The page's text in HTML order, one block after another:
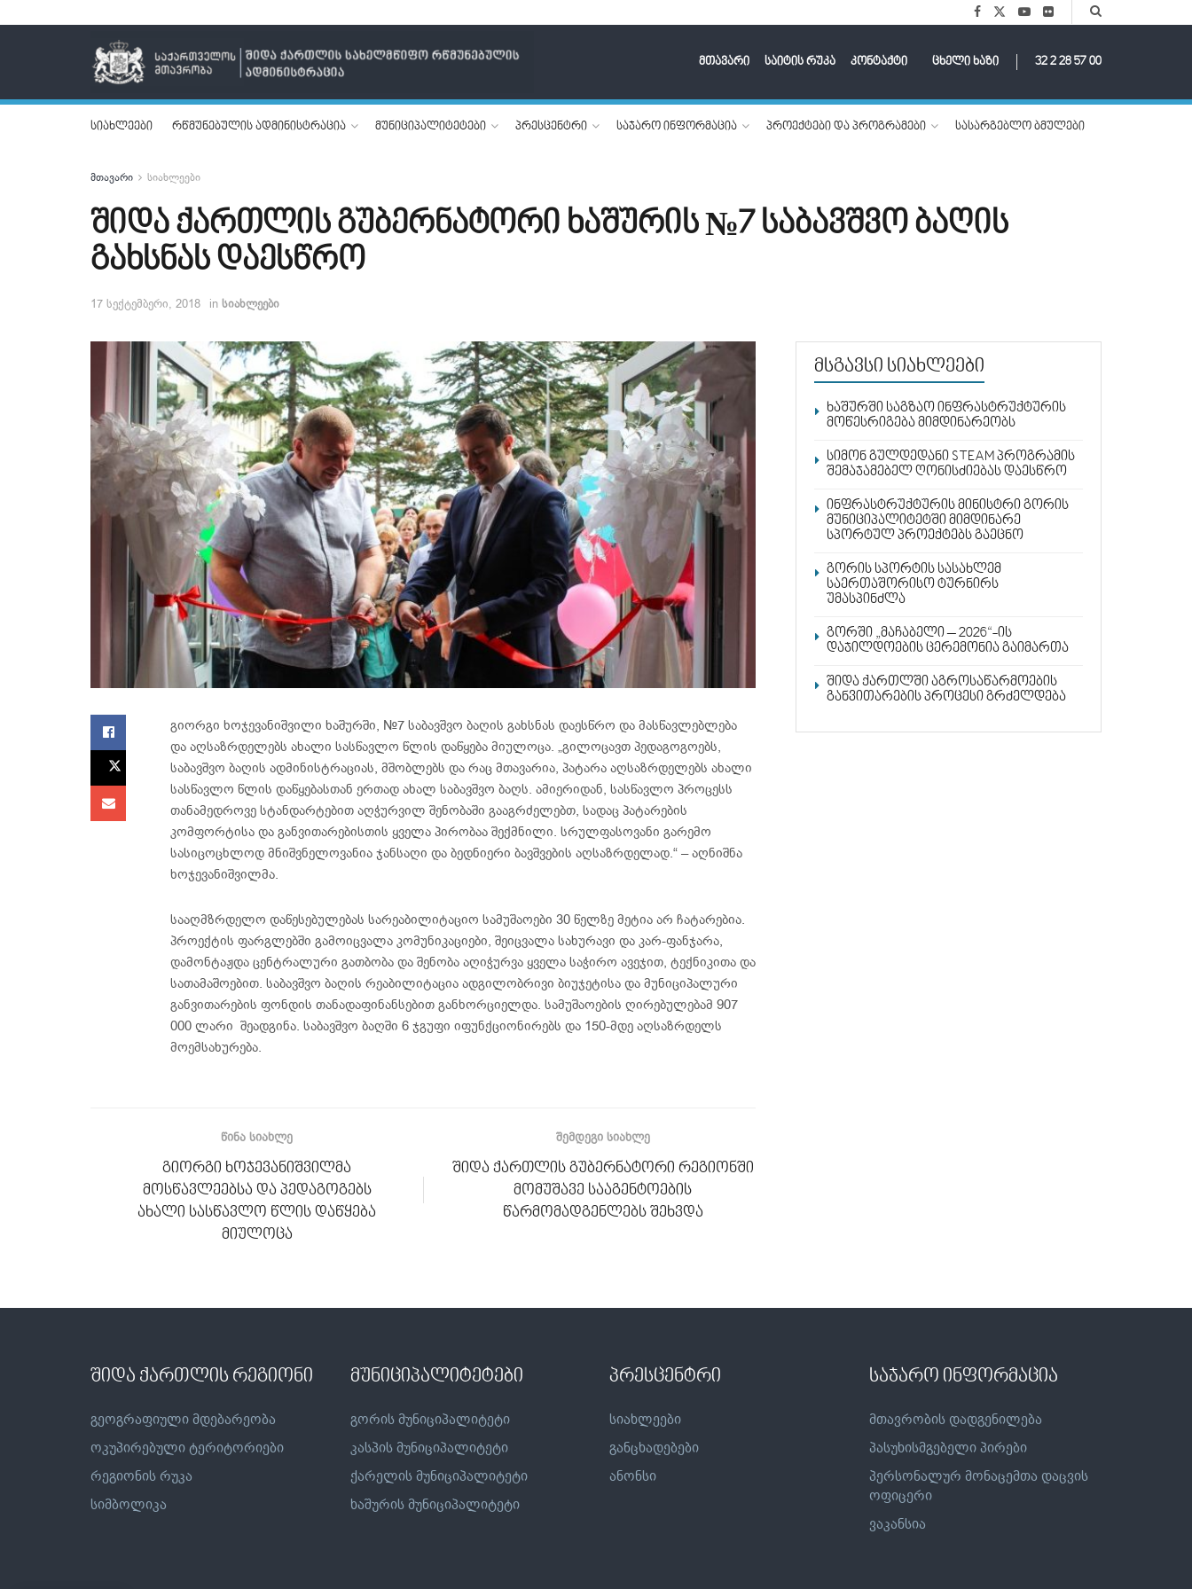
მთავარი საიტის რუკა კონტაქტი ცხელი ხაზი 32 2 28 57 00
სიახლეები რწმუნებულის ადმინისტრაცია მუნიციპალიტეტები პრესცენტრი საჯარო ინფორმაცია პროექტები და პროგრამები სასარგებლო ბმულები
მთავარი სიახლეები
შიდა ქართლის გუბერნატორი ხაშურის №7 საბავშვო ბაღის
გახსნას დაესწრო
17 სექტემბერი, 2018 in სიახლეები
გიორგი ხოჯევანიშვილი ხაშურში, №7 საბავშვო ბაღის გახსნას დაესწრო და მასწავლებლება
და აღსაზრდელებს ახალი სასწავლო წლის დაწყება მიულოცა. „გილოცავთ პედაგოგოებს,
საბავშვო ბაღის ადმინისტრაციას, მშობლებს და რაც მთავარია, პატარა აღსაზრდელებს ახალი
სასწავლო წლის დაწყებასთან ერთად ახალ საბავშვო ბაღს. ამიერიდან, სასწავლო პროცესს
თანამედროვე სტანდარტებით აღჭურვილ შენობაში გააგრძელებთ, სადაც პატარების
კომფორტისა და განვითარებისთის ყველა პირობაა შექმნილი. სრულფასოვანი გარემო
სასიცოცხლოდ მნიშვნელოვანია ჯანსაღი და ბედნიერი ბავშვების აღსაზრდელად.“ – აღნიშნა
ხოჯევანიშვილმა.
სააღმზრდელო დაწესებულებას სარეაბილიტაციო სამუშაოები 30 წელზე მეტია არ ჩატარებია.
პროექტის ფარგლებში გამოიცვალა კომუნიკაციები, შეიცვალა სახურავი და კარ-ფანჯარა,
დამონტაჟდა ცენტრალური გათბობა და შენობა აღიჭურვა ყველა საჭირო ავეჯით, ტექნიკითა და
სათამაშოებით. საბავშვო ბაღის რეაბილიტაცია ადგილობრივი ბიუჯეტისა და მუნიციპალური
განვითარების ფონდის თანადაფინანსებით განხორციელდა. სამუშაოების ღირებულებამ 907
000 ლარი შეადგინა. საბავშვო ბაღში 6 ჯგუფი იფუნქციონირებს და 150-მდე აღსაზრდელს
მოემსახურება.
ᲬᲘᲜᲐ ᲡᲘᲐᲮᲚᲔ
გიორგი ხოჯევანიშვილმა
მოსწავლეებსა და პედაგოგებს
ახალი სასწავლო წლის დაწყება
მიულოცა
ᲨᲔᲛᲓᲔᲒᲘ ᲡᲘᲐᲮᲚᲔ
შიდა ქართლის გუბერნატორი რეგიონში
მომუშავე სააგენტოების
წარმომადგენლებს შეხვდა
მსგავსი სიახლეები
ხაშურში საგზაო ინფრასტრუქტურის
მოწესრიგება მიმდინარეობს
სიმონ გულდედანი STEAM პროგრამის
შემაჯამებელ ღონისძიებას დაესწრო
ინფრასტრუქტურის მინისტრი გორის
მუნიციპალიტეტში მიმდინარე
სპორტულ პროექტებს გაეცნო
გორის სპორტის სასახლემ
საერთაშორისო ტურნირს
უმასპინძლა
გორში „მაჩაბელი – 2026“-ის
დაჯილდოების ცერემონია გაიმართა
შიდა ქართლში აგროსაწარმოების
განვითარების პროცესი გრძელდება
შიდა ქართლის რეგიონი
გეოგრაფიული მდებარეობა
ოკუპირებული ტერიტორიები
რეგიონის რუკა
სიმბოლიკა
მუნიციპალიტეტები
გორის მუნიციპალიტეტი
კასპის მუნიციპალიტეტი
ქარელის მუნიციპალიტეტი
ხაშურის მუნიციპალიტეტი
პრესცენტრი
სიახლეები
განცხადებები
ანონსი
საჯარო ინფორმაცია
მთავრობის დადგენილება
პასუხისმგებელი პირები
პერსონალურ მონაცემთა დაცვის
ოფიცერი
ვაკანსია